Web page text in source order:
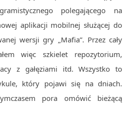
BAZY
SQL
MySQL
TESTOWANIE
SIECI
EXCEL
polegającego na
aplikacji mobilnej służącej do
wersji gry „Mafia”. Przez cały
więc szkielet repozytorium,
z gałęziami itd. Wszystko to
który pojawi się na dniach.
pora omówić bieżącą